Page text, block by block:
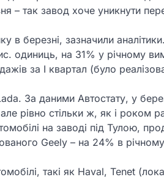
– так завод хоче уникнути
в березні, зазначили аналітики.
одиниць, на 31% у річному
за I квартал (було
За даними Автостату, у
рівно стільки ж, як і роком
на заводі під Тулою,
Geely – на 24% в
такі як Haval, Tenet